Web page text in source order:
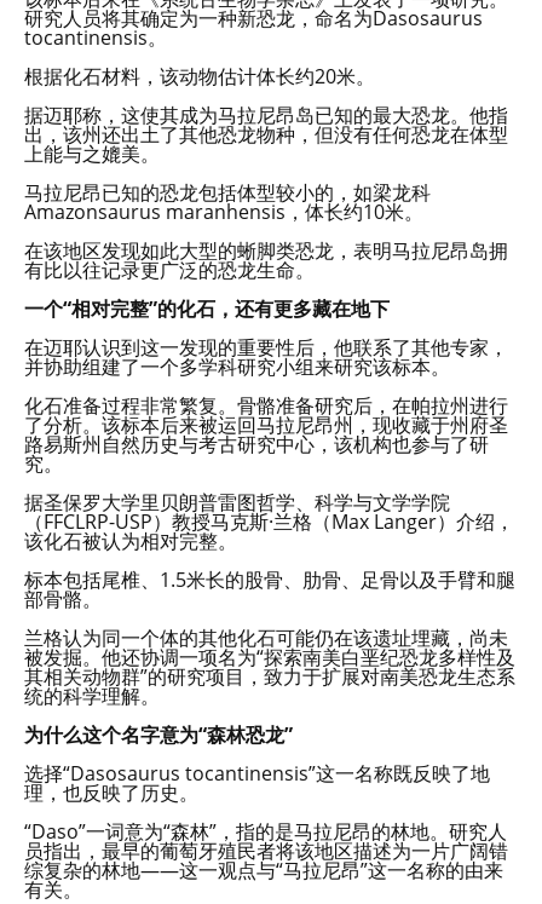
研究人员将其确定为一种新恐龙，命名为Dasosaurus
tocantinensis。
根据化石材料，该动物估计体长约20米。
据迈耶称，这使其成为马拉尼昂岛已知的最大恐龙。他指
出，该州还出土了其他恐龙物种，但没有任何恐龙在体型
上能与之媲美。
马拉尼昂已知的恐龙包括体型较小的，如梁龙科
Amazonsaurus maranhensis，体长约10米。
在该地区发现如此大型的蜥脚类恐龙，表明马拉尼昂岛拥
有比以往记录更广泛的恐龙生命。
一个“相对完整”的化石，还有更多藏在地下
在迈耶认识到这一发现的重要性后，他联系了其他专家，
并协助组建了一个多学科研究小组来研究该标本。
化石准备过程非常繁复。骨骼准备研究后，在帕拉州进行
了分析。该标本后来被运回马拉尼昂州，现收藏于州府圣
路易斯州自然历史与考古研究中心，该机构也参与了研
究。
据圣保罗大学里贝朗普雷图哲学、科学与文学学院
（FFCLRP-USP）教授马克斯·兰格（Max Langer）介绍，
该化石被认为相对完整。
标本包括尾椎、1.5米长的股骨、肋骨、足骨以及手臂和腿
部骨骼。
兰格认为同一个体的其他化石可能仍在该遗址埋藏，尚未
被发掘。他还协调一项名为“探索南美白垩纪恐龙多样性及
其相关动物群”的研究项目，致力于扩展对南美恐龙生态系
统的科学理解。
为什么这个名字意为“森林恐龙”
选择“Dasosaurus tocantinensis”这一名称既反映了地
理，也反映了历史。
“Daso”一词意为“森林”，指的是马拉尼昂的林地。研究人
员指出，最早的葡萄牙殖民者将该地区描述为一片广阔错
综复杂的林地——这一观点与“马拉尼昂”这一名称的由来
有关。